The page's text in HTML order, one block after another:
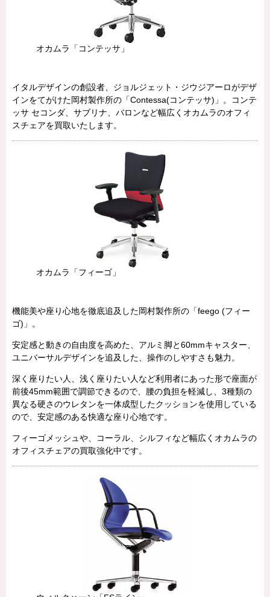
オカムラ「コンテッサ」
イタルデザインの創設者、ジョルジェット・ジウジアーロがデザ
インをてがけた岡村製作所の「Contessa(コンテッサ)」。コンテ
ッサ セコンダ、サブリナ、バロンなど幅広くオカムラのオフィ
スチェアを買取いたします。
オカムラ「フィーゴ」
機能美や座り心地を徹底追及した岡村製作所の「feego (フィー
ゴ)」。
安定感と動きの自由度を高めた、アルミ脚と60mmキャスター、
ユニバーサルデザインを追及した、操作のしやすさも魅力。
深く座りたい人、浅く座りたい人など利用者にあった形で座面が
前後45mm範囲で調節できるので、腰の負担を軽減し、3種類の
異なる硬さのウレタンを一体成型したクッションを使用している
ので、安定感のある快適な座り心地です。
フィーゴメッシュや、コーラル、シルフィなど幅広くオカムラの
オフィスチェアの買取強化中です。